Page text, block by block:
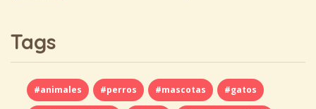
Tags
#animales #perros #mascotas #gatos